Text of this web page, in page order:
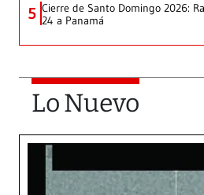
5 Cierre de Santo Domingo 2026:
24 a Panamá
Lo Nuevo